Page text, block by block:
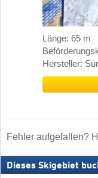
Länge: 65 m
Hersteller:
Fehler aufgefallen?
Dieses Skigebiet